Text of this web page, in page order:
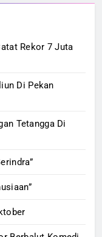
Rekor 7 Juta
Di Pekan
Tetangga Di